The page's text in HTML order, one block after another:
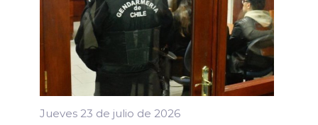
Jueves 23 de julio de 2026